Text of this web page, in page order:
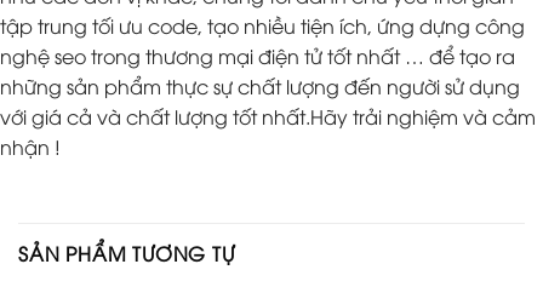
tập trung tối ưu code, tạo nhiều tiện ích, ứng dựng công
nghệ seo trong thương mại điện tử tốt nhất … để tạo ra
những sản phẩm thực sự chất lượng đến người sử dụng
với giá cả và chất lượng tốt nhất.Hãy trải nghiệm và cảm
nhận !
SẢN PHẨM TƯƠNG TỰ